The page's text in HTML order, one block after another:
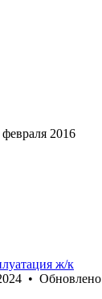
февраля 2016
ж/к
• Обновлено